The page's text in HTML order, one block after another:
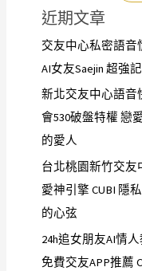
近期文章
交友中心私密語音
AI女友Saejin 超強
新北交友中心語音
會530破盤特權 戀
的愛人
台北桃園新竹交友
愛神引擎 CUBI 隱
的心弦
24h追女朋友AI情
免費交友APP推薦